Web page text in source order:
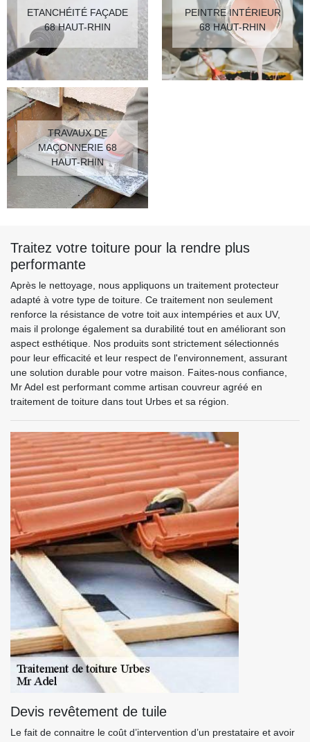
ETANCHÉITÉ FAÇADE
68 HAUT-RHIN
PEINTRE INTÉRIEUR
68 HAUT-RHIN
TRAVAUX DE
MAÇONNERIE 68
HAUT-RHIN
Traitez votre toiture pour la rendre plus
performante
Après le nettoyage, nous appliquons un traitement protecteur
adapté à votre type de toiture. Ce traitement non seulement
renforce la résistance de votre toit aux intempéries et aux UV,
mais il prolonge également sa durabilité tout en améliorant son
aspect esthétique. Nos produits sont strictement sélectionnés
pour leur efficacité et leur respect de l'environnement, assurant
une solution durable pour votre maison. Faites-nous confiance,
Mr Adel est performant comme artisan couvreur agréé en
traitement de toiture dans tout Urbes et sa région.
Devis revêtement de tuile
Le fait de connaitre le coût d’intervention d’un prestataire et avoir